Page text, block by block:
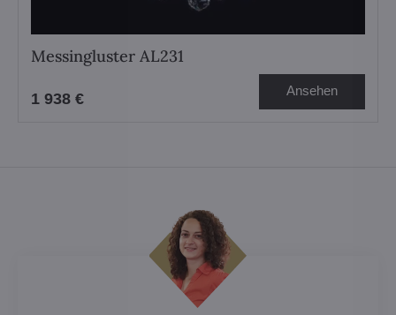
Messingluster AL231
1 938 € Ansehen